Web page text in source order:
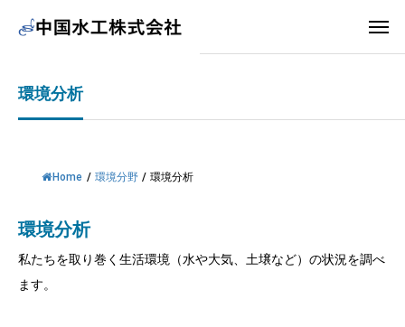
環境分析
Home / 環境分野 / 環境分析
環境分析
私たちを取り巻く生活環境（水や大気、土壌など）の状況を調べ
ます。